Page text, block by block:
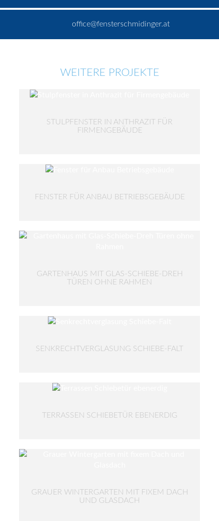
office@fensterschmidinger.at
WEITERE PROJEKTE
STULPFENSTER IN ANTHRAZIT FÜR
FIRMENGEBÄUDE
FENSTER FÜR ANBAU BETRIEBSGEBÄUDE
GARTENHAUS MIT GLAS-SCHIEBE-DREH
TÜREN OHNE RAHMEN
SENKRECHTVERGLASUNG SCHIEBE-FALT
TERRASSEN SCHIEBETÜR EBENERDIG
GRAUER WINTERGARTEN MIT FIXEM DACH
UND GLASDACH